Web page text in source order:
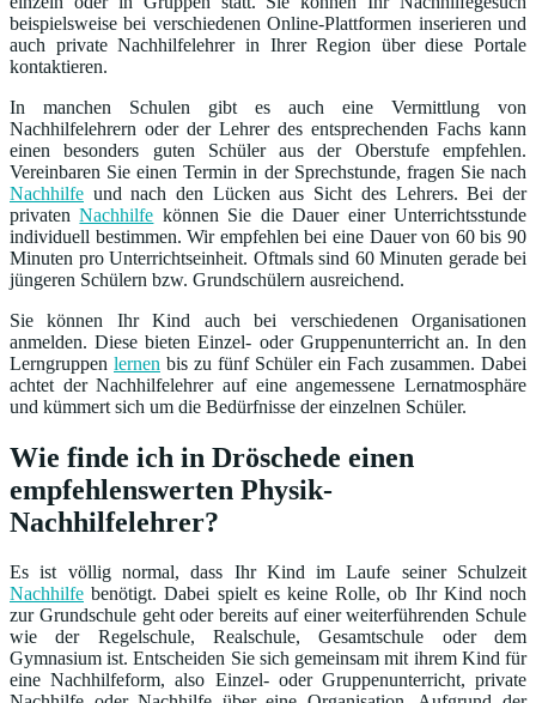
beispielsweise bei verschiedenen Online-Plattformen inserieren und
auch private Nachhilfelehrer in Ihrer Region über diese Portale
kontaktieren.
In manchen Schulen gibt es auch eine Vermittlung von
Nachhilfelehrern oder der Lehrer des entsprechenden Fachs kann
einen besonders guten Schüler aus der Oberstufe empfehlen.
Vereinbaren Sie einen Termin in der Sprechstunde, fragen Sie nach
Nachhilfe und nach den Lücken aus Sicht des Lehrers. Bei der
privatenNachhilfe können Sie die Dauer einer Unterrichtsstunde
individuell bestimmen. Wir empfehlen bei eine Dauer von 60 bis 90
Minuten pro Unterrichtseinheit. Oftmals sind 60 Minuten gerade bei
jüngeren Schülern bzw. Grundschülern ausreichend.
Sie können Ihr Kind auch bei verschiedenen Organisationen
anmelden. Diese bieten Einzel- oder Gruppenunterricht an. In den
Lerngruppen lernen bis zu fünf Schüler ein Fach zusammen. Dabei
achtet der Nachhilfelehrer auf eine angemessene Lernatmosphäre
und kümmert sich um die Bedürfnisse der einzelnen Schüler.
Wie finde ich in Dröschede einen
empfehlenswerten Physik-
Nachhilfelehrer?
Es ist völlig normal, dass Ihr Kind im Laufe seiner Schulzeit
Nachhilfe benötigt. Dabei spielt es keine Rolle, ob Ihr Kind noch
zur Grundschule geht oder bereits auf einer weiterführenden Schule
wie der Regelschule, Realschule, Gesamtschule oder dem
Gymnasium ist. Entscheiden Sie sich gemeinsam mit ihrem Kind für
eine Nachhilfeform, also Einzel- oder Gruppenunterricht, private